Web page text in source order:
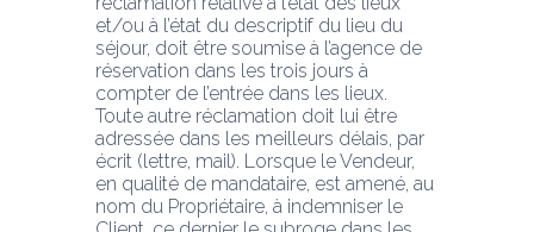
et/ou à l’état du descriptif du lieu du
séjour, doit être soumise à l’agence de
réservation dans les trois jours à
compter de l’entrée dans les lieux.
Toute autre réclamation doit lui être
adressée dans les meilleurs délais, par
écrit (lettre, mail). Lorsque le Vendeur,
en qualité de mandataire, est amené, au
nom du Propriétaire, à indemniser le